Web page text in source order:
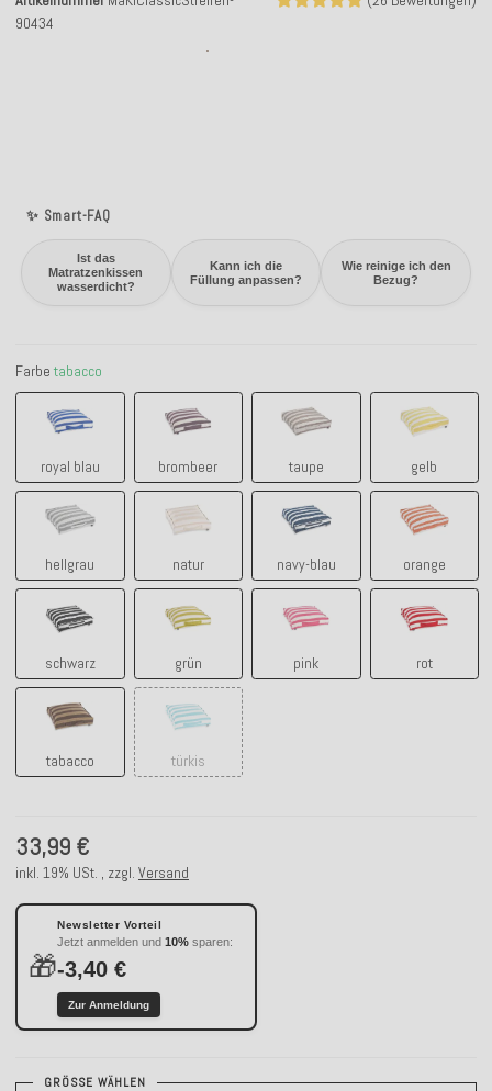
✨ Smart-FAQ
Ist das
Matratzenkissen
wasserdicht?
Kann ich die
Füllung anpassen?
Wie reinige ich den
Bezug?
90434
Farbe tabacco
royal blau
royal blau
brombeer
brombeer
taupe
taupe
gelb
gelb
hellgrau
hellgrau
natur
natur
navy-blau
navy-blau
orange
orange
schwarz grün pink rot
tabacco türkis
33,99 €
inkl. 19% USt. , zzgl. Versand
🎁
Newsletter Vorteil
Jetzt anmelden und 10% sparen:
-3,40 €
Zur Anmeldung
GRÖSSE WÄHLEN